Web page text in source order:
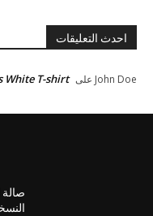
احدث التعليقات
John Doe على White T-shirt